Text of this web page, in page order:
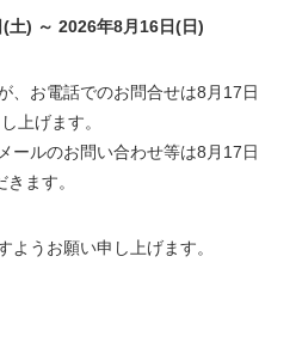
) ～ 2026年8月16日(日)
、お電話でのお問合せは8月17日
上げます。
ールのお問い合わせ等は8月17日
ます。
ようお願い申し上げます。